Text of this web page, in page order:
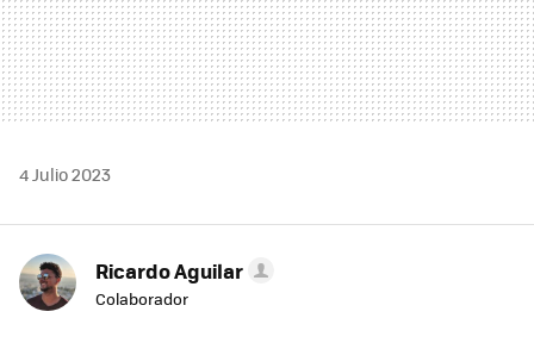
4 Julio 2023
Ricardo Aguilar
Colaborador